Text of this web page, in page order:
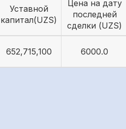
Уставной
капитал(UZS)
Цена на дату
последней
сделки (UZS)
652,715,100 6000.0